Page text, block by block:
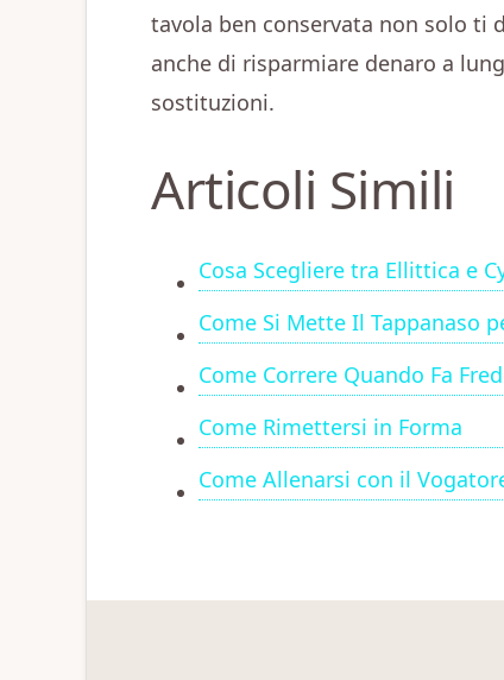
tavola ben conservata non solo ti
anche di risparmiare denaro a
sostituzioni.
Articoli Simili
Cosa Scegliere tra Ellittica e
Come Si Mette Il Tappanaso
Come Correre Quando Fa
Come Rimettersi in Forma
Come Allenarsi con il